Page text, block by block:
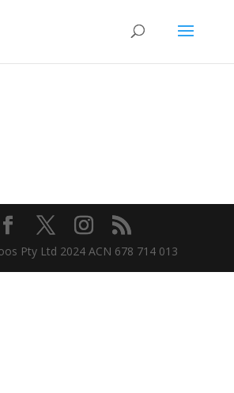
Pty Ltd 2024 ACN 678 714 013